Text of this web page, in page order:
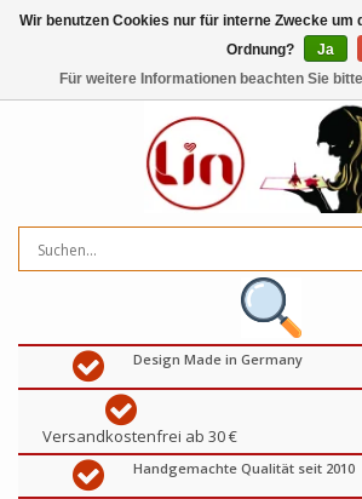
Design Made in Germany
Versandkostenfrei ab 30 €
Handgemachte Qualität seit 2010
Wir benutzen Cookies nur für interne Zwecke um
Ordnung?
Ja
Für weitere Informationen beachten Sie